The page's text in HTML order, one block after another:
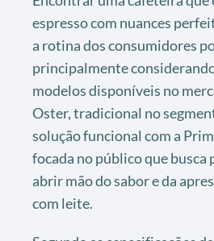
espresso com nuances
a rotina dos consumidores
principalmente
modelos disponíveis no
Oster, tradicional no
solução funcional com a
focada no público que busca
abrir mão do sabor e da
com leite.